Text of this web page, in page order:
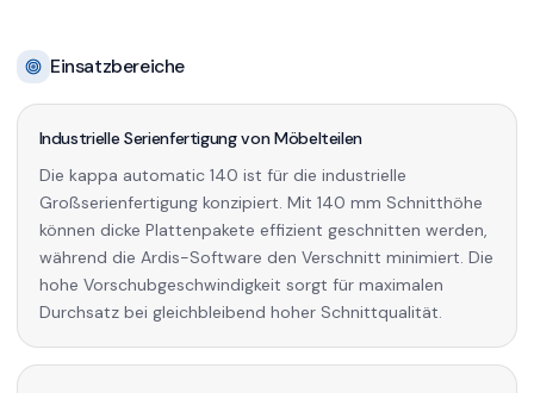
Einsatzbereiche
Industrielle Serienfertigung von Möbelteilen
Die kappa automatic 140 ist für die industrielle
Großserienfertigung konzipiert. Mit 140 mm Schnitthöhe
können dicke Plattenpakete effizient geschnitten werden,
während die Ardis-Software den Verschnitt minimiert. Die
hohe Vorschubgeschwindigkeit sorgt für maximalen
Durchsatz bei gleichbleibend hoher Schnittqualität.